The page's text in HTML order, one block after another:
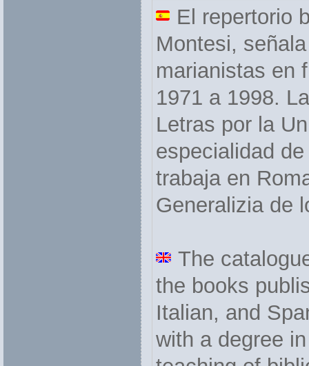
El repertorio
Montesi,
marianistas en
1971 a 1998.
Letras por la
especialidad
trabaja en
Generalizia de
The
the books
Italian, and
with a degree